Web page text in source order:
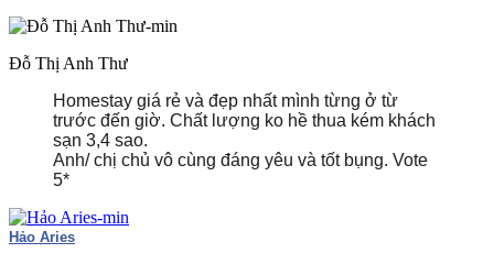
Đỗ Thị Anh Thư
Homestay giá rẻ và đẹp nhất mình từng ở từ
trước đến giờ. Chất lượng ko hề thua kém khách
sạn 3,4 sao.
Anh/ chị chủ vô cùng đáng yêu và tốt bụng. Vote
5*
Hảo Aries